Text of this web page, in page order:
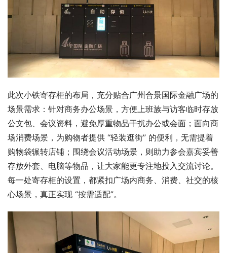
此次小铁寄存柜的布局，充分贴合广州合景国际金融广场的
场景需求：针对商务办公场景，方便上班族与访客临时存放
公文包、会议资料，避免厚重物品干扰办公或会面；面向商
场消费场景，为购物者提供 “轻装逛街” 的便利，无需提着
购物袋辗转店铺；围绕会议活动场景，则助力参会嘉宾妥善
存放外套、电脑等物品，让大家能更专注地投入交流讨论。
每一处寄存柜的设置，都紧扣广场内商务、消费、社交的核
心场景，真正实现 “按需适配”。